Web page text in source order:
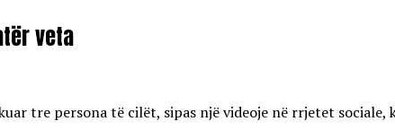
veta
tre persona të cilët, sipas një videoje në rrjetet sociale,